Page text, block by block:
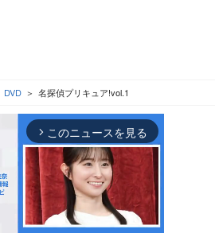
DVD 名探偵プリキュア!vol.1
arrow_forward_ios このニュースを見る